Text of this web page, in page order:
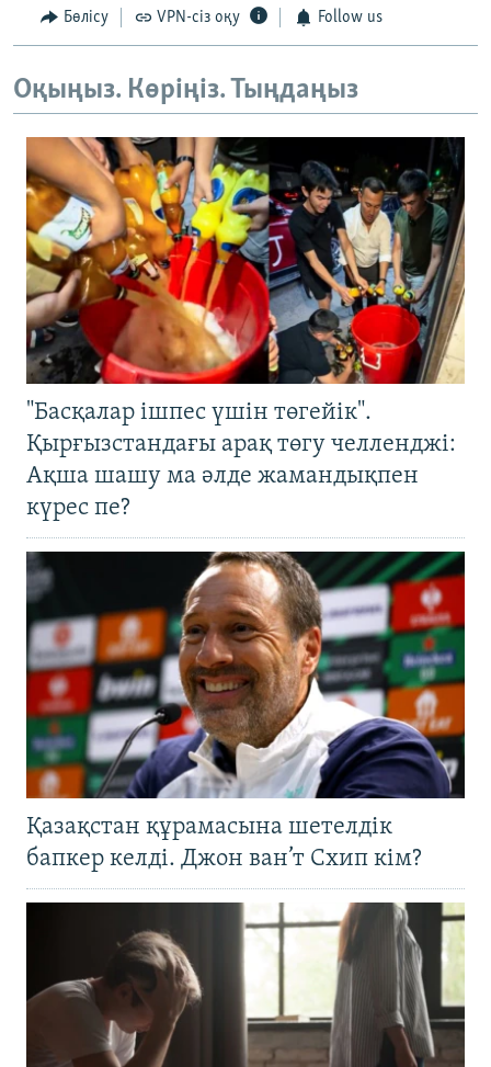
Бөлісу VPN-сіз оқу Follow us
Оқыңыз. Көріңіз. Тыңдаңыз
"Басқалар ішпес үшін төгейік".
Қырғызстандағы арақ төгу челленджі:
Ақша шашу ма әлде жамандықпен
күрес пе?
Қазақстан құрамасына шетелдік
бапкер келді. Джон ван’т Схип кім?